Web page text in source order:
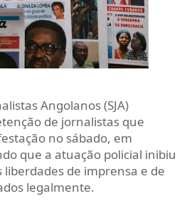
Angolanos (SJA)
de jornalistas que
no sábado, em
que a atuação policial inibiu
liberdades de imprensa e de
legalmente.